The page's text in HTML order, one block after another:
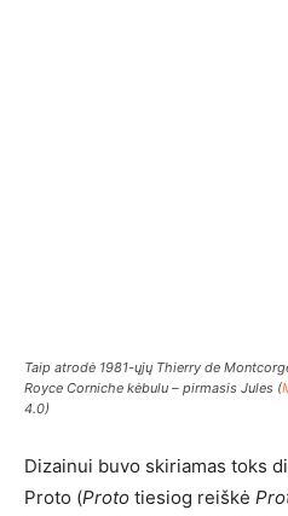
Taip atrodė 1981-ųjų Thierry de
Royce Corniche kėbulu – pirmasis Jules (
4.0)
Dizainui buvo skiriamas toks
Proto (Proto tiesiog reiškė